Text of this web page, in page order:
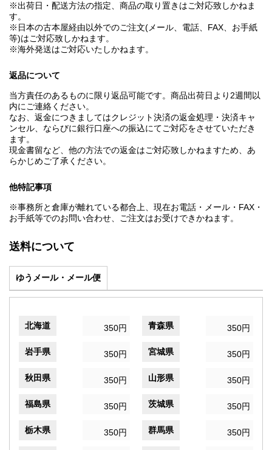
※出荷日・配送方法の指定、商品の取り置きはご対応致しかねま
す。
※日本の古本屋経由以外でのご注文(メール、電話、FAX、お手紙
等)はご対応致しかねます。
※海外発送はご対応いたしかねます。
返品について
当方責任のあるものに限り返品可能です。商品出荷日より2週間以
内にご連絡ください。
なお、返金につきましてはクレジット決済の返金処理・決済キャ
ンセル、ならびに銀行口座への振込にてご対応をさせていただき
ます。
現金書留など、他の方法での返金はご対応致しかねますため、あ
らかじめご了承ください。
他特記事項
※事務所と倉庫が離れている都合上、現在お電話・メール・FAX・
お手紙等でのお問い合わせ、ご注文はお受けできかねます。
送料について
ゆうメール・メール便
北海道 350円 青森県 350円
岩手県 350円 宮城県 350円
秋田県 350円 山形県 350円
福島県 350円 茨城県 350円
栃木県 350円 群馬県 350円